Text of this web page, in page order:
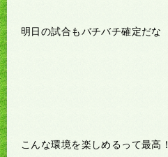
明日の試合もバチバチ確定だな
こんな環境を楽しめるって最高！